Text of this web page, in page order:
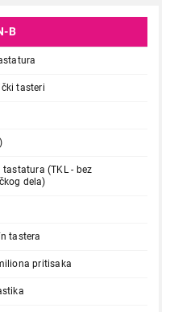
B
tasteri
tastatura (TKL - bez
dela)
tastera
pritisaka